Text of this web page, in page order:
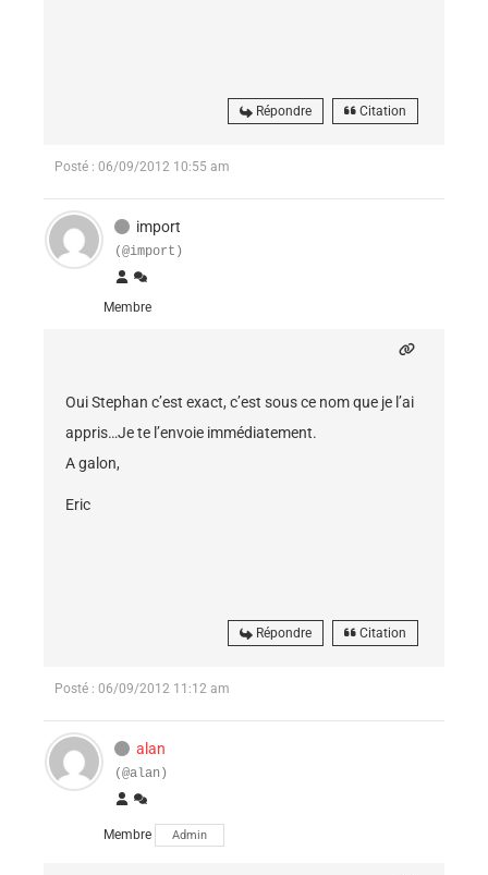
Répondre Citation
Posté : 06/09/2012 10:55 am
import
(@import)
Membre
Oui Stephan c’est exact, c’est sous ce nom que je l’ai
appris…Je te l’envoie immédiatement.
A galon,
Eric
Répondre Citation
Posté : 06/09/2012 11:12 am
alan
(@alan)
Membre Admin